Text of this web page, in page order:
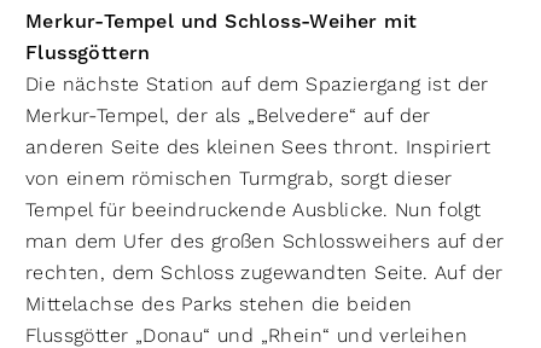
Merkur-Tempel und Schloss-Weiher mit
Flussgöttern
Die nächste Station auf dem Spaziergang ist der
Merkur-Tempel, der als „Belvedere“ auf der
anderen Seite des kleinen Sees thront. Inspiriert
von einem römischen Turmgrab, sorgt dieser
Tempel für beeindruckende Ausblicke. Nun folgt
man dem Ufer des großen Schlossweihers auf der
rechten, dem Schloss zugewandten Seite. Auf der
Mittelachse des Parks stehen die beiden
Flussgötter „Donau“ und „Rhein“ und verleihen